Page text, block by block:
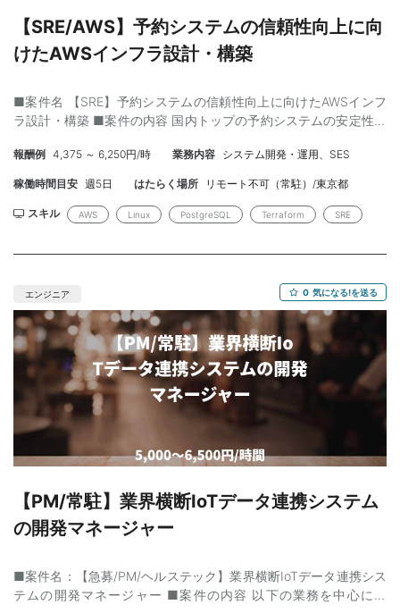
社員やステークホルダーに対し、スクラムと経験に基づく製品開
発の効果のレクチャー 【参画のメリット】 ・大手自動車販売会社
となりますので、大規模なシステムに携わることが可能でござい
のスキルアップに繋がる案件です。 ・基本的にはリモート勤務と
なりますので、ご自身の生活に合わせた勤務が可能です。
【SRE/AWS】予約システムの信頼性向上に向
けたAWSインフラ設計・構築
■案件名 【SRE】予約システムの信頼性向上に向けたAWSインフ
ラ設計・構築 ■案件の内容 国内トップの予約システムの安定性・
SRE業務を担当いただきます。 具体的な業務内容： ・サービス使
用状況の定量化とフォーキャスト ・サービスモニタリングとオブ
グ ・効率性とパフォーマンスを考慮した開発促進 ・CI/CD環境の
導入実績35万社超を誇る国内No.1の予約システムで、自治体や政
す。さらなる利用拡大と高い信頼性を担保するため、SRE体制を強
化することになりました。 ■開発環境 インフラ：AWS OS：Linux
DB：PostgreSQL IaC：Terraform、AWS CDK ーーーーーー ■必
須スキル ・AWSの設計/構築経験（5年以上） ・EC2のリプレイス
経験（5年以上） ・SREもしくは類似業務経験（5年以上） ・
CI/CD構築経験（5年以上） ■歓迎スキル ・高トラフィック/高可
用性サービスの開発/運用経験 ーーーーーー ■チーム規模 6-10名
■稼働形態 常駐 ■稼働日数 週5日 ■開始時期 随時 ■精算方法
140 ~ 180時間 (上下割) ■募集人数 1人 ■商談 1回 (オンライン可)
■都道府県 東京都 ■最寄り駅 品川駅 ■平均稼働時間 160時間前
報酬例 4,375 ～ 6,250円/時 業務内容 システム開発・運用、SES
稼働時間目安 週5日 はたらく場所 リモート不可（常駐）/東京都
スキル AWS Linux PostgreSQL Terraform SRE
エンジニア 0 気になる!を送る
【PM/常駐】業界横断IoTデータ連携システム
の開発マネージャー
■案件名：【急募/PM/ヘルステック】業界横断IoTデータ連携シス
テムの開発マネージャー ■案件の内容 以下の業務を中心に、